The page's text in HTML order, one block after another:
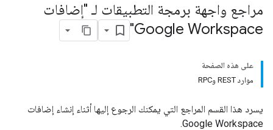
مراجع واجهة برمجة التطبيقات لـ "إضافات
Google Workspace"
على هذه الصفحة
موارد REST وRPC
يسرد هذا القسم المراجع التي يمكنك الرجوع إليها أثناء إنشاء إضافات
Google Workspace.